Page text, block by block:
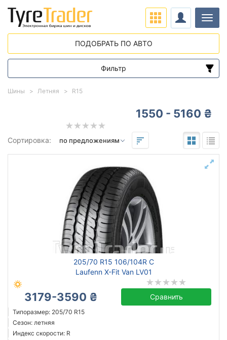
1550 - 5160 ₴
Сортировка:
205/70 R15 106/104R C
Laufenn X-Fit Van LV01
3179-3590 ₴ Сравнить
Типоразмер: 205/70 R15
Сезон: летняя
Индекс скорости: R
Шины Летняя R15
ПОДОБРАТЬ ПО АВТО
Фильтр
Диапазон цен
Подбор по параметрам
зимняя нешип
Michelin
Continental